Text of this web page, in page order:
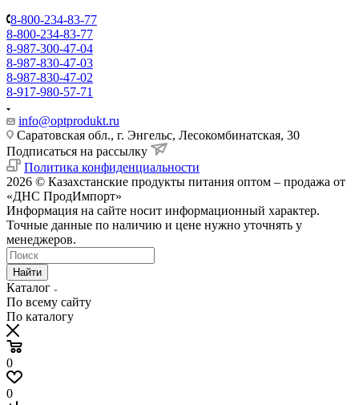
8-800-234-83-77
8-800-234-83-77
8-987-300-47-04
8-987-830-47-03
8-987-830-47-02
8-917-980-57-71
info@optprodukt.ru
Саратовская обл., г. Энгельс, Лесокомбинатская, 30
Подписаться на рассылку
Политика конфиденциальности
2026 © Казахстанские продукты питания оптом – продажа от
«ДНС ПродИмпорт»
Информация на сайте носит информационный характер.
Точные данные по наличию и цене нужно уточнять у
менеджеров.
Найти
Каталог
По всему сайту
По каталогу
0
0